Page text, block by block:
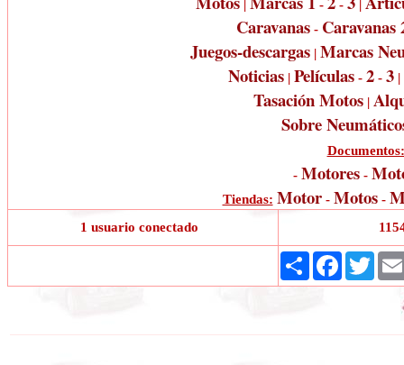
| - - |
Caravanas - Caravanas
Juegos-descargas| Marcas
Noticias | Películas - 2 - 3 |
Tasación Motos |
Sobre
Documentos:
- Motores -
Tiendas: Motor- Motos -
1 usuario conectado
ShareFacebook